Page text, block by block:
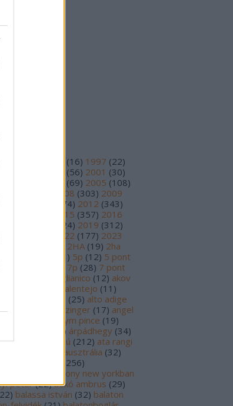
(16) 1997 (22)
(56) 2001 (30)
(69) 2005 (108)
2008 (303) 2009
374) 2012 (343)
2015 (357) 2016
324) 2019 (312)
2022 (177) 2023
2HA (19) 2ha
) 5p (12) 5 pont
7p (28) 7 pont
aglianico (12) akov
alentejo (11 )
(25) alto adige
sousa alzinger (17) angel
anonym pince (19)
) árpádhegy (34)
ascheri aszú (212) ata rangi
ausztrália (32)
256)
badacsony new yorkban
péter(22) bakó ambrus (29)
) balassa istván (32) balaton